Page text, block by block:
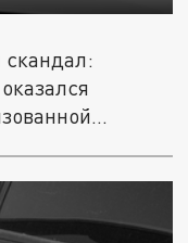
скандал: